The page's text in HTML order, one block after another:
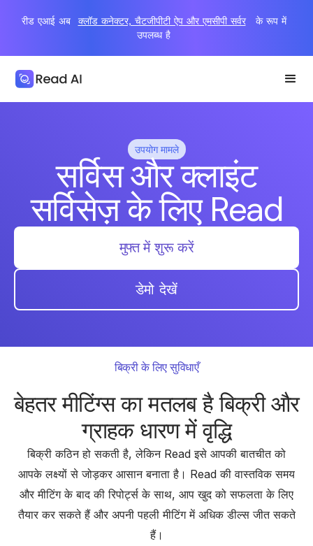
रीड एआई अब क्लॉड कनेक्टर, चैटजीपीटी ऐप और एमसीपी सर्वर
के रूप में
उपलब्ध है
उपयोग मामले
सर्विस और क्लाइंट
सर्विसेज़ के लिए Read
मुफ्त में शुरू करें
डेमो देखें
बिक्री के लिए सुविधाएँ
बेहतर मीटिंग्स का मतलब है बिक्री और
ग्राहक धारण में वृद्धि
बिक्री कठिन हो सकती है, लेकिन Read इसे आपकी बातचीत को
आपके लक्ष्यों से जोड़कर आसान बनाता है। Read की वास्तविक समय
और मीटिंग के बाद की रिपोर्ट्स के साथ, आप खुद को सफलता के लिए
तैयार कर सकते हैं और अपनी पहली मीटिंग में अधिक डील्स जीत सकते
हैं।